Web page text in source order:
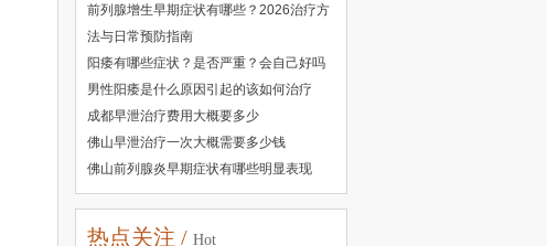
前列腺增生早期症状有哪些？2026治疗方
法与日常预防指南
阳痿有哪些症状？是否严重？会自己好吗
男性阳痿是什么原因引起的该如何治疗
成都早泄治疗费用大概要多少
佛山早泄治疗一次大概需要多少钱
佛山前列腺炎早期症状有哪些明显表现
热点关注 / Hot